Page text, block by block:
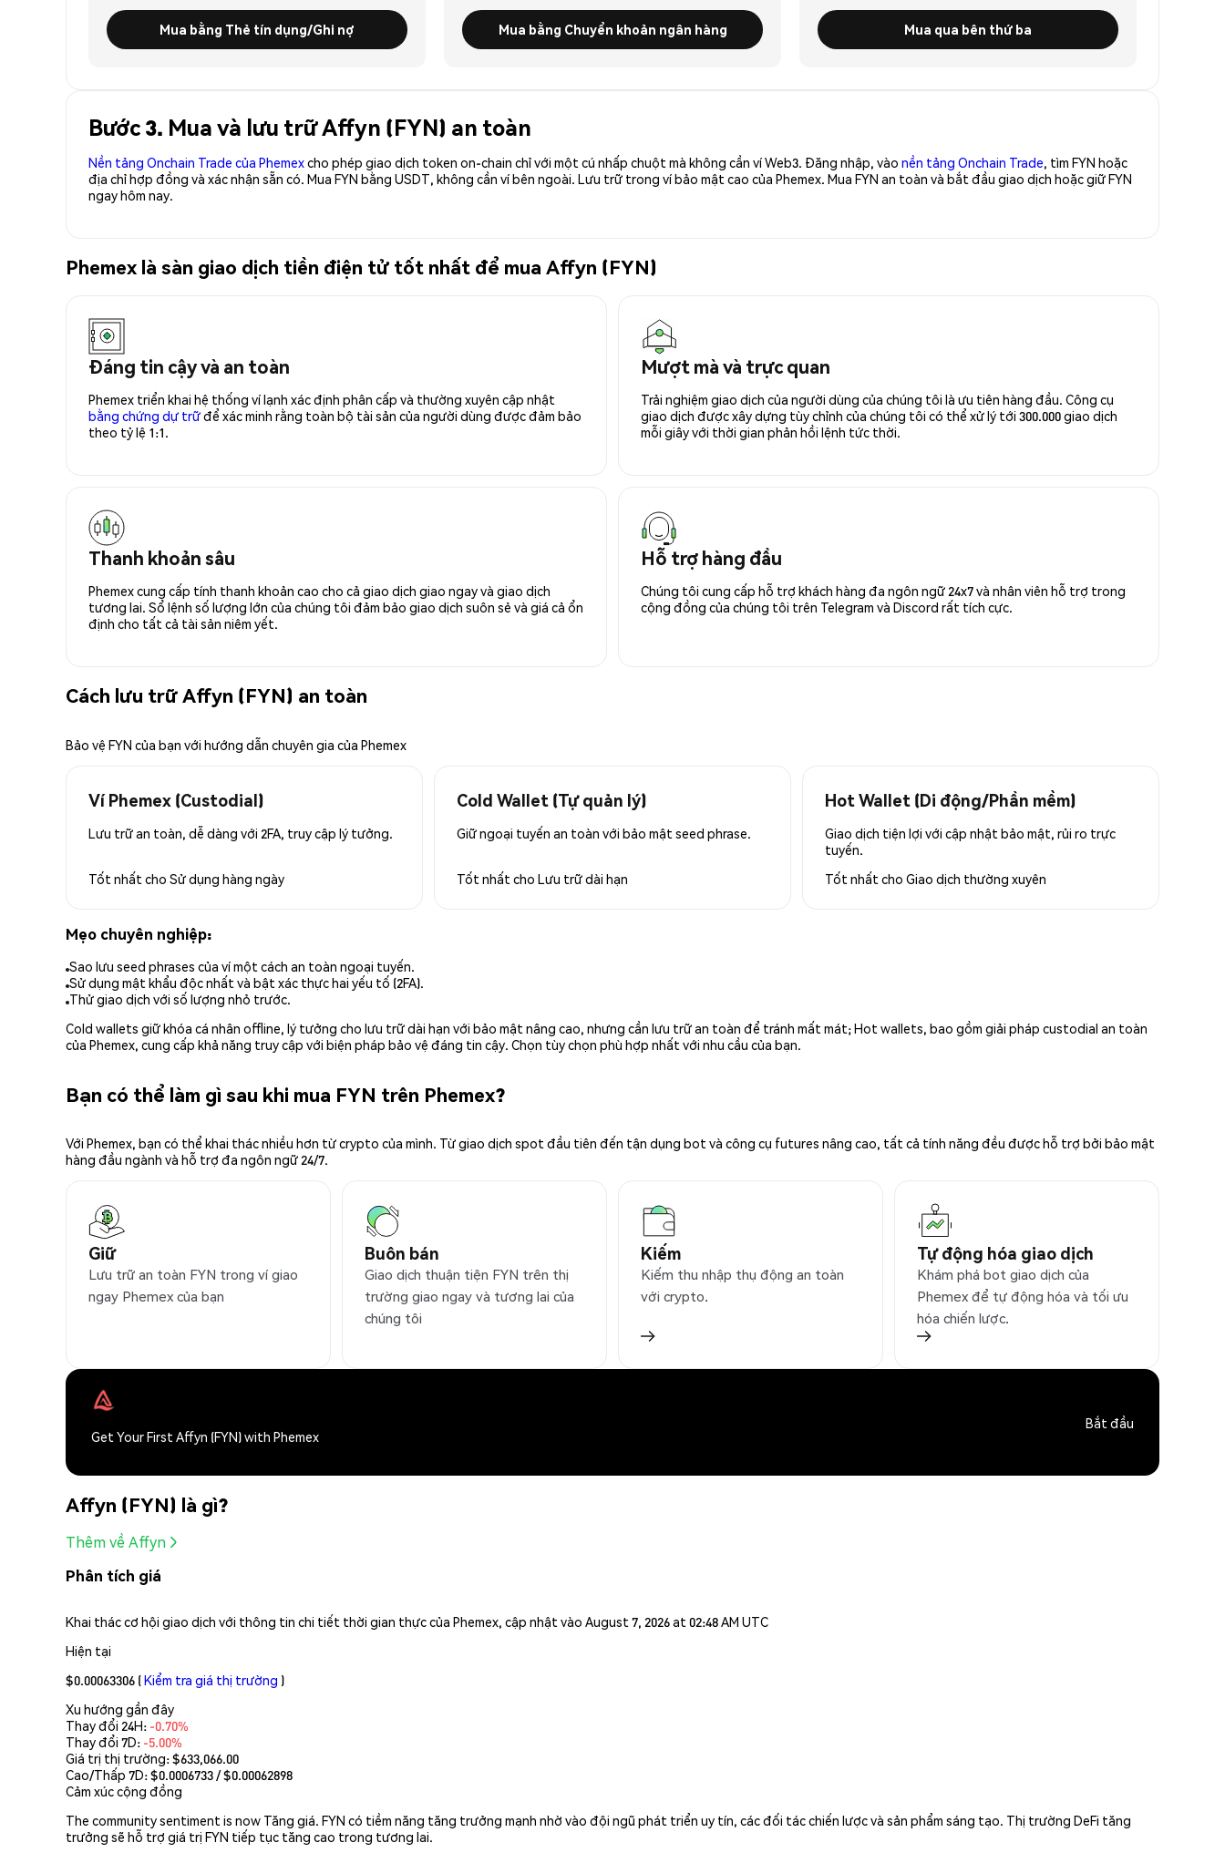
Mua bằng Thẻ tín dụng/Ghi nợ Mua bằng Chuyển khoản ngân hàng Mua qua bên thứ ba
Bước 3. Mua và lưu trữ Affyn (FYN) an toàn
Nền tảng Onchain Trade của Phemexcho phép giao dịch token on-chain chỉ với một cú nhấp chuột mà không cần ví Web3. Đăng nhập, vào nền tảng Onchain Trade, tìm FYN hoặc
địa chỉ hợp đồng và xác nhận sẵn có. Mua FYN bằng USDT, không cần ví bên ngoài. Lưu trữ trong ví bảo mật cao của Phemex. Mua FYN an toàn và bắt đầu giao dịch hoặc giữ FYN
ngay hôm nay.
Phemex là sàn giao dịch tiền điện tử tốt nhất để mua Affyn (FYN)
Đáng tin cậy và an toàn
Phemex triển khai hệ thống ví lạnh xác định phân cấp và thường xuyên cập nhật
bằng chứng dự trữđể xác minh rằng toàn bộ tài sản của người dùng được đảm bảo
theo tỷ lệ 1:1.
Mượt mà và trực quan
Trải nghiệm giao dịch của người dùng của chúng tôi là ưu tiên hàng đầu. Công cụ
giao dịch được xây dựng tùy chỉnh của chúng tôi có thể xử lý tới 300.000 giao dịch
mỗi giây với thời gian phản hồi lệnh tức thời.
Thanh khoản sâu
Phemex cung cấp tính thanh khoản cao cho cả giao dịch giao ngay và giao dịch
tương lai. Sổ lệnh số lượng lớn của chúng tôi đảm bảo giao dịch suôn sẻ và giá cả ổn
định cho tất cả tài sản niêm yết.
Hỗ trợ hàng đầu
Chúng tôi cung cấp hỗ trợ khách hàng đa ngôn ngữ 24x7 và nhân viên hỗ trợ trong
cộng đồng của chúng tôi trên Telegram và Discord rất tích cực.
Cách lưu trữ Affyn (FYN) an toàn
Bảo vệ FYN của bạn với hướng dẫn chuyên gia của Phemex
Ví Phemex (Custodial)
Lưu trữ an toàn, dễ dàng với 2FA, truy cập lý tưởng.
Tốt nhất cho Sử dụng hàng ngày
Cold Wallet (Tự quản lý)
Giữ ngoại tuyến an toàn với bảo mật seed phrase.
Tốt nhất cho Lưu trữ dài hạn
Hot Wallet (Di động/Phần mềm)
Giao dịch tiện lợi với cập nhật bảo mật, rủi ro trực
tuyến.
Tốt nhất cho Giao dịch thường xuyên
Mẹo chuyên nghiệp:
Sao lưu seed phrases của ví một cách an toàn ngoại tuyến.
Sử dụng mật khẩu độc nhất và bật xác thực hai yếu tố (2FA).
Thử giao dịch với số lượng nhỏ trước.
Cold wallets giữ khóa cá nhân offline, lý tưởng cho lưu trữ dài hạn với bảo mật nâng cao, nhưng cần lưu trữ an toàn để tránh mất mát; Hot wallets, bao gồm giải pháp custodial an toàn
của Phemex, cung cấp khả năng truy cập với biện pháp bảo vệ đáng tin cậy. Chọn tùy chọn phù hợp nhất với nhu cầu của bạn.
Bạn có thể làm gì sau khi mua FYN trên Phemex?
Với Phemex, bạn có thể khai thác nhiều hơn từ crypto của mình. Từ giao dịch spot đầu tiên đến tận dụng bot và công cụ futures nâng cao, tất cả tính năng đều được hỗ trợ bởi bảo mật
hàng đầu ngành và hỗ trợ đa ngôn ngữ 24/7.
Giữ
Lưu trữ an toàn FYN trong ví giao
ngay Phemex của bạn
Buôn bán
Giao dịch thuận tiện FYN trên thị
trường giao ngay và tương lai của
chúng tôi
Kiếm
Kiếm thu nhập thụ động an toàn
với crypto.
Tự động hóa giao dịch
Khám phá bot giao dịch của
Phemex để tự động hóa và tối ưu
hóa chiến lược.
Get Your First Affyn (FYN) with Phemex
Bắt đầu
Affyn (FYN) là gì?
Thêm về Affyn
Phân tích giá
Khai thác cơ hội giao dịch với thông tin chi tiết thời gian thực của Phemex, cập nhật vào August 7, 2026 at 02:48 AM UTC
Hiện tại
$0.00063306 (Kiểm tra giá thị trường )
Xu hướng gần đây
Thay đổi 24H: -0.70%
Thay đổi 7D: -5.00%
Giá trị thị trường:$633,066.00
Cao/Thấp 7D: $0.0006733/ $0.00062898
Cảm xúc cộng đồng
The community sentiment is now Tăng giá. FYN có tiềm năng tăng trưởng mạnh nhờ vào đội ngũ phát triển uy tín, các đối tác chiến lược và sản phẩm sáng tạo. Thị trường DeFi tăng
trưởng sẽ hỗ trợ giá trị FYN tiếp tục tăng cao trong tương lai.